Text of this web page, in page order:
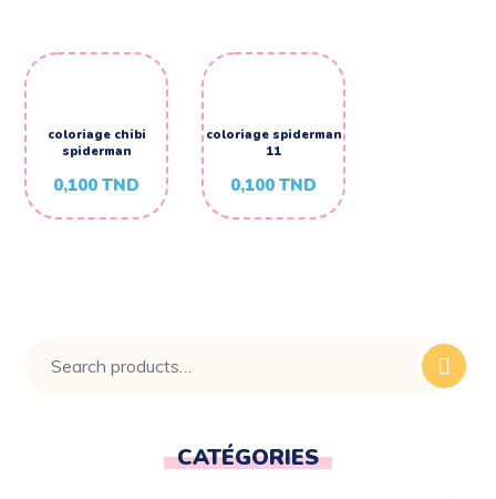
coloriage chibi
spiderman
0,100TND
coloriage spiderman
11
0,100TND
CATÉGORIES